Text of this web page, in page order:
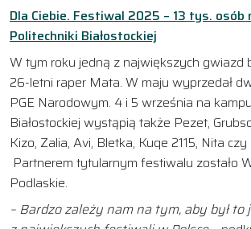
Dla Ciebie. Festiwal 2025 – 13 tys. osób
Politechniki Białostockiej
W tym roku jedną z największych gwiazd
26-letni raper Mata. W maju wyprzedał
PGE Narodowym. 4 i 5 września na
Białostockiej wystąpią także Pezet,
Kizo, Zalia, Avi, Bletka, Kuqe 2115, Nita
Partnerem tytularnym festiwalu zostało
Podlaskie.
– Bardzozależy namna tym, aby byłto j